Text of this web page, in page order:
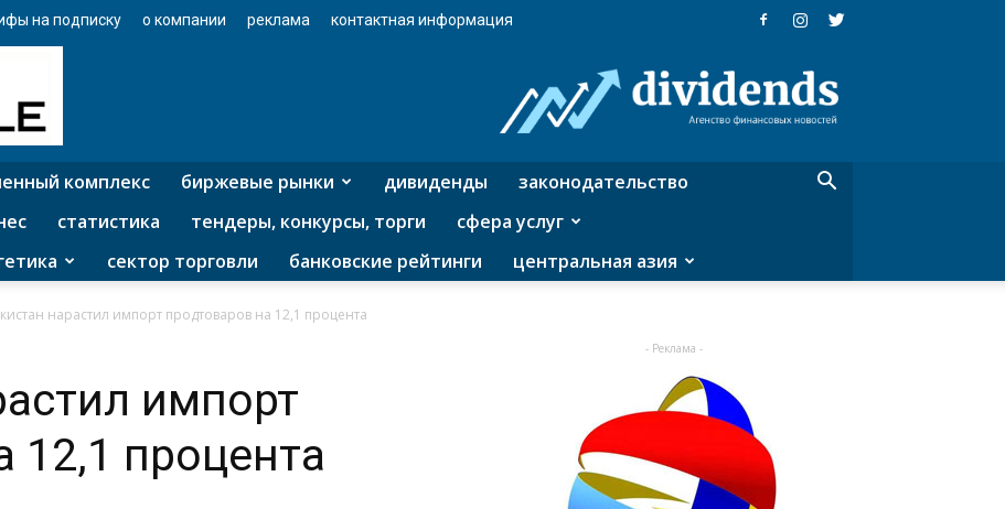
на подписку о компании реклама контактная информация
агентство
финансовых
комплекс биржевые рынки дивиденды
законодательство
статистика тендеры, конкурсы, торги
сфера услуг
сектор торговли банковские рейтинги центральная азия
нарастил импорт продтоваров на 12,1 процента
импорт
12,1 процента
- Реклама -